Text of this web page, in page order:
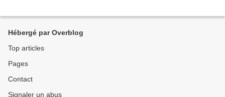
Hébergé par Overblog
Top articles
Pages
Contact
Signaler un abus